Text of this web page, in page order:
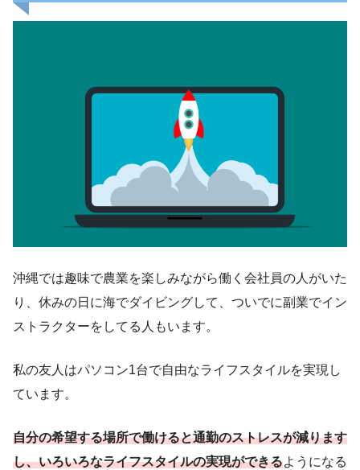
沖縄では趣味で農業を楽しみながら働く会社員の人がいた
り、休みの日に海でダイビングして、ついでに副業でイン
ストラクターをしてる人もいます。
私の友人はパソコン1台で自由なライフスタイルを実現し
ています。
自分の希望する場所で働けると通勤のストレスが減ります
し、いろいろなライフスタイルの実現ができるようになる